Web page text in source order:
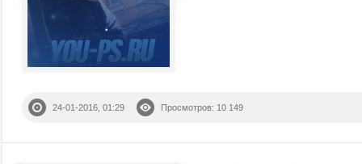
24-01-2016, 01:29 Просмотров: 10 149